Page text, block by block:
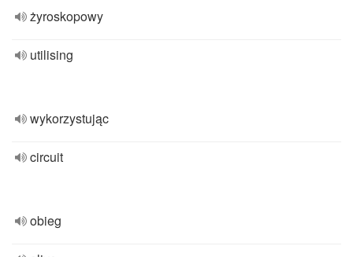
żyroskopowy
utilising
wykorzystując
circuit
obieg